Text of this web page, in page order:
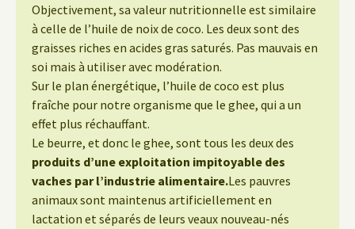
Objectivement, sa valeur nutritionnelle est similaire
à celle de l’huile de noix de coco. Les deux sont des
graisses riches en acides gras saturés. Pas mauvais en
soi mais à utiliser avec modération.
Sur le plan énergétique, l’huile de coco est plus
fraîche pour notre organisme que le ghee, qui a un
effet plus réchauffant.
Le beurre, et donc le ghee, sont tous les deux des
produits d’une exploitation impitoyable des
vaches par l’industrie alimentaire.Les pauvres
animaux sont maintenus artificiellement en
lactation et séparés de leurs veaux nouveau-nés